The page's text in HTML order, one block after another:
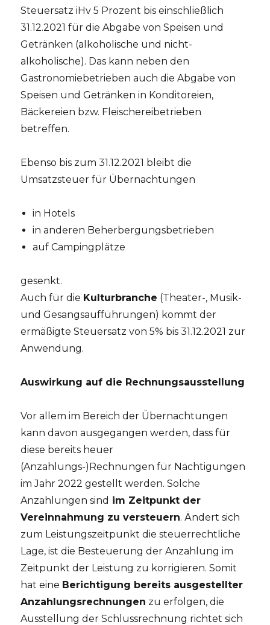
Steuersatz iHv 5 Prozent bis einschließlich
31.12.2021 für die Abgabe von Speisen und
Getränken (alkoholische und nicht-
alkoholische). Das kann neben den
Gastronomiebetrieben auch die Abgabe von
Speisen und Getränken in Konditoreien,
Bäckereien bzw. Fleischereibetrieben
betreffen.
Ebenso bis zum 31.12.2021 bleibt die
Umsatzsteuer für Übernachtungen
in Hotels
in anderen Beherbergungsbetrieben
auf Campingplätze
gesenkt.
Auch für die Kulturbranche (Theater-, Musik-
und Gesangsaufführungen) kommt der
ermäßigte Steuersatz von 5% bis 31.12.2021 zur
Anwendung.
Auswirkung auf die Rechnungsausstellung
Vor allem im Bereich der Übernachtungen
kann davon ausgegangen werden, dass für
diese bereits heuer
(Anzahlungs-)Rechnungen für Nächtigungen
im Jahr 2022 gestellt werden. Solche
Anzahlungen sind im Zeitpunkt der
Vereinnahmung zu versteuern. Ändert sich
zum Leistungszeitpunkt die steuerrechtliche
Lage, ist die Besteuerung der Anzahlung im
Zeitpunkt der Leistung zu korrigieren. Somit
hat eine Berichtigung bereits ausgestellter
Anzahlungsrechnungen zu erfolgen, die
Ausstellung der Schlussrechnung richtet sich